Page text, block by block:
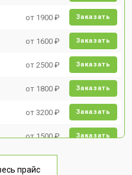
от 1900 ₽ Заказать
от 1600 ₽ Заказать
от 2500 ₽ Заказать
от 1800 ₽ Заказать
от 3200 ₽ Заказать
от 1500 ₽ Заказать
прайс